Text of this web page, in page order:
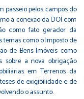
passeio pelos campos do
a conexão da DOI com
como fato gerador da
temas como o Imposto de
de Bens Imóveis como
sobre a nova obrigação
em Terrenos da
de exigibilidade e de
o assunto.